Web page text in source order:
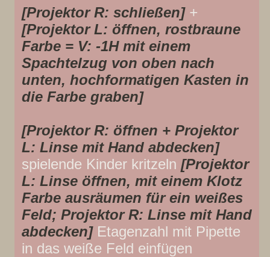
[Projektor R: schließen]+
[Projektor L: öffnen, rostbraune
Farbe = V: -1H mit einem
Spachtelzug von oben nach
unten, hochformatigen Kasten in
die Farbe graben]
[Projektor R: öffnen + Projektor
L: Linse mit Hand abdecken]
spielende Kinder kritzeln [Projektor
L: Linse öffnen, mit einem Klotz
Farbe ausräumen für ein weißes
Feld; Projektor R: Linse mit Hand
abdecken]Etagenzahl mit Pipette
in das weiße Feld einfügen